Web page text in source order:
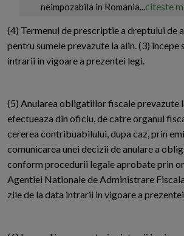
neimpozabila in Romania...citeste
(4) Termenul de prescriptie a dreptului de
pentru sumele prevazute la alin. (3) incepe
intrarii in vigoare a prezentei legi.
(5) Anularea obligatiilor fiscale prevazute
efectueaza din oficiu, de catre organul
cererea contribuabilului, dupa caz, prin
comunicarea unei decizii de anulare a
conform procedurii legale aprobate prin
Agentiei Nationale de Administrare
zile de la data intrarii in vigoare a